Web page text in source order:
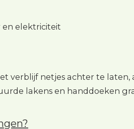
elektriciteit
verblijf netjes achter te
lakens en handdoeken